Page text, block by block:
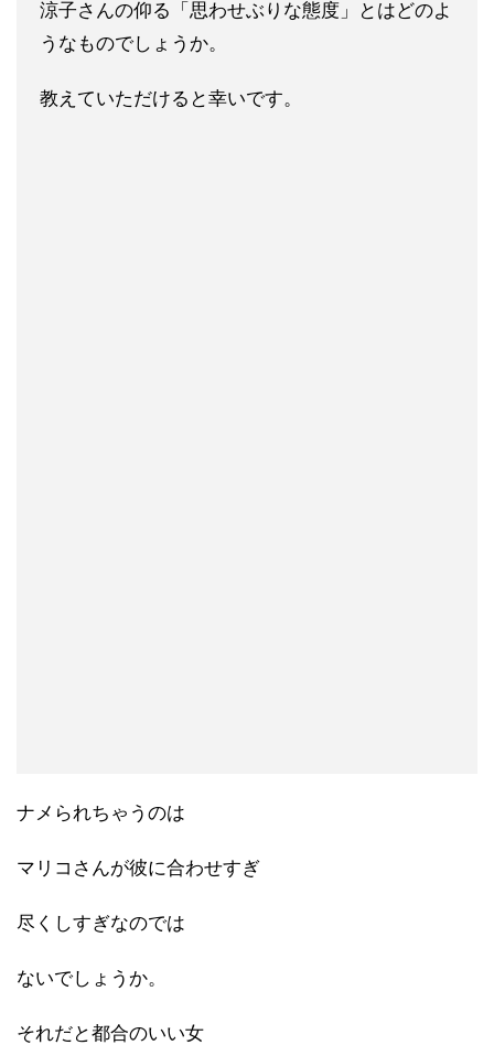
涼子さんの仰る「思わせぶりな態度」とはどのよ
うなものでしょう か。
教えていただけると幸いです。
ナメられちゃうのは
マリコさんが彼に合わせすぎ
尽くしすぎなのでは
ないでしょうか。
それだと都合のいい女